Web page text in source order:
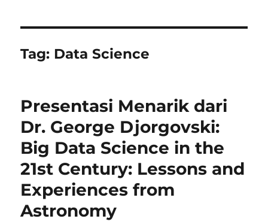
Tag: Data Science
Presentasi Menarik dari
Dr. George Djorgovski:
Big Data Science in the
21st Century: Lessons and
Experiences from
Astronomy